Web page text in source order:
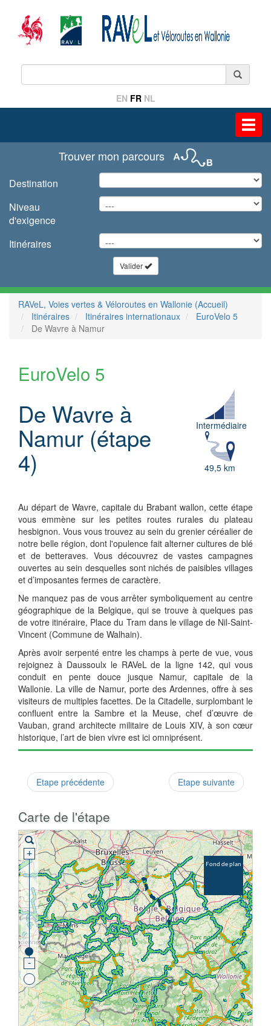
EN FR NL
Trouver mon parcours
Destination
Niveau
d'exigence
Itinéraires
Valider
RAVeL, Voies vertes & Véloroutes en Wallonie (Accueil)
Itinéraires
Itinéraires internationaux
EuroVelo 5
De Wavre à Namur
EuroVelo 5
De Wavre à
Namur (étape
4)
Intermédiaire
49,5 km
Au départ de Wavre, capitale du Brabant wallon, cette étape
vous emmène sur les petites routes rurales du plateau
hesbignon. Vous vous trouvez au sein du grenier céréalier de
notre belle région, dont l'opulence fait alterner cultures de blé
et de betteraves. Vous découvrez de vastes campagnes
ouvertes au sein desquelles sont nichés de paisibles villages
et d’imposantes fermes de caractère.
Ne manquez pas de vous arrêter symboliquement au centre
géographique de la Belgique, qui se trouve à quelques pas
de votre itinéraire, Place du Tram dans le village de Nil-Saint-
Vincent (Commune de Walhain).
Après avoir serpenté entre les champs à perte de vue, vous
rejoignez à Daussoulx le RAVeL de la ligne 142, qui vous
conduit en pente douce jusque Namur, capitale de la
Wallonie. La ville de Namur, porte des Ardennes, offre à ses
visiteurs de multiples facettes. De la Citadelle, surplombant le
confluent entre la Sambre et la Meuse, chef d’œuvre de
Vauban, grand architecte militaire de Louis XIV, à son cœur
historique, l’art de bien vivre est ici omniprésent.
Etape précédente Etape suivante
Carte de l'étape